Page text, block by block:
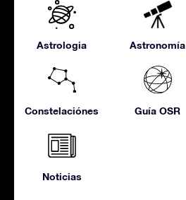
Astrologia Astronomía
Constelaciónes Guía OSR
Noticias